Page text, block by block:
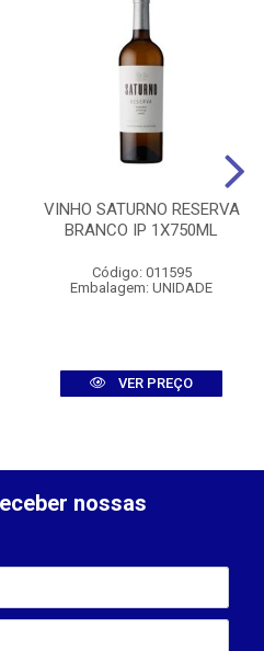
VINHO SATURNO RESERVA
BRANCO IP 1X750ML
Código: 011595
Embalagem: UNIDADE
VER PREÇO
nossas